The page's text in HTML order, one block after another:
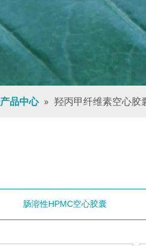
产品中心 » 羟丙甲纤维素空心胶
肠溶性HPMC空心胶囊